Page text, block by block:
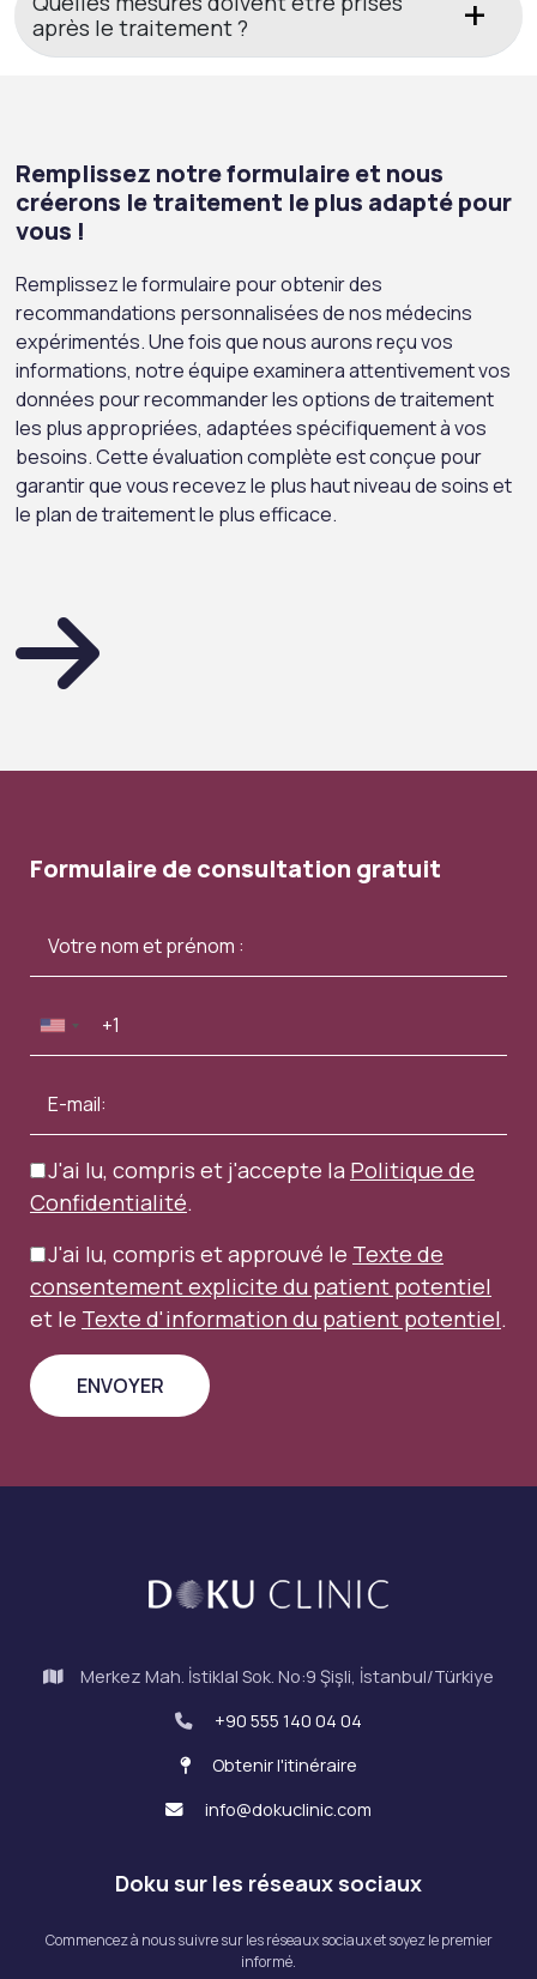
après le traitement ?
Remplissez notre formulaire et nous
créerons le traitement le plus adapté pour
vous !
Remplissez le formulaire pour obtenir des
recommandations personnalisées de nos médecins
expérimentés. Une fois que nous aurons reçu vos
informations, notre équipe examinera attentivement vos
données pour recommander les options de traitement
les plus appropriées, adaptées spécifiquement à vos
besoins. Cette évaluation complète est conçue pour
garantir que vous recevez le plus haut niveau de soins et
le plan de traitement le plus efficace.
Formulaire de consultation gratuit
J'ai lu, compris et j'accepte la Politique de
Confidentialité.
J'ai lu, compris et approuvé le Texte de
consentement explicite du patient potentiel
et le Texte d'information du patient potentiel.
Merkez Mah. İstiklal Sok. No:9 Şişli, İstanbul/Türkiye
+90 555 140 04 04
Obtenir l'itinéraire
info@dokuclinic.com
Doku sur les réseaux sociaux
Commencez à nous suivre sur les réseaux sociaux et soyez le premier
informé.